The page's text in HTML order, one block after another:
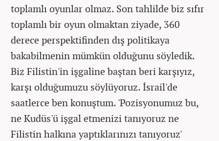
toplamlı oyunlar olmaz. Son tahlilde biz sıfır
toplamlı bir oyun olmaktan ziyade, 360
derece perspektifinden dış politikaya
bakabilmenin mümkün olduğunu söyledik.
Biz Filistin'in işgaline baştan beri karşıyız,
karşı olduğumuzu söylüyoruz. İsrail'de
saatlerce ben konuştum. 'Pozisyonumuz bu,
ne Kudüs'ü işgal etmenizi tanıyoruz ne
Filistin halkına yaptıklarınızı tanıyoruz'